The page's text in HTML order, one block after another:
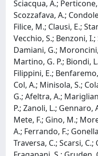
Sciacqua, A.;
Scozzafava, A.;
Filice, M.; Clausi, E.;
Vecchio, S.; Benzoni,
Damiani, G.;
Martino, G. P.; Biondi,
Filippini, E.;
Col, A.; Minisola, S.;
G.; Afeltra, A.;
P.; Zanoli, L.; Gennaro,
Mete, F.; Gino, M.;
A.; Ferrando, F.;
Traversa, C.; Scarsi,